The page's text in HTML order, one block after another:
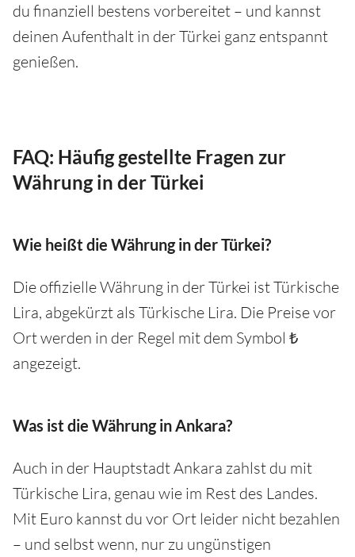
du finanziell bestens vorbereitet – und kannst
deinen Aufenthalt in der Türkei ganz entspannt
genießen.
FAQ: Häufig gestellte Fragen zur
Währung in der Türkei
Wie heißt die Währung in der Türkei?
Die offizielle Währung in der Türkei ist Türkische
Lira, abgekürzt als Türkische Lira. Die Preise vor
Ort werden in der Regel mit dem Symbol ₺
angezeigt.
Was ist die Währung in Ankara?
Auch in der Hauptstadt Ankara zahlst du mit
Türkische Lira, genau wie im Rest des Landes.
Mit Euro kannst du vor Ort leider nicht bezahlen
– und selbst wenn, nur zu ungünstigen